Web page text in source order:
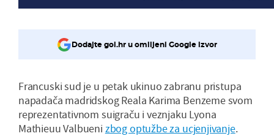
Dodajte gol.hr u omiljeni Google izvor
Francuski sud je u petak ukinuo zabranu pristupa
napadača madridskog Reala Karima Benzeme svom
reprezentativnom suigraču i veznjaku Lyona
Mathieuu Valbueni zbog optužbe za ucjenjivanje.